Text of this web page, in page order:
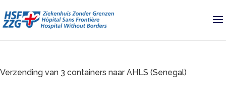
Verzending van 3 containers naar AHLS (Senegal)